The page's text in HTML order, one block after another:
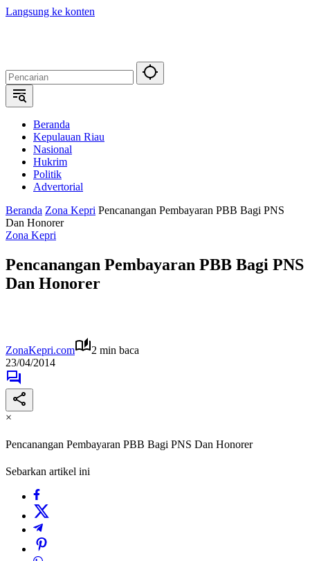
Langsung ke konten
Beranda
Kepulauan Riau
Nasional
Hukrim
Politik
Advertorial
Beranda Zona Kepri Pencanangan Pembayaran PBB Bagi PNS
Dan Honorer
Zona Kepri
Pencanangan Pembayaran PBB Bagi PNS
Dan Honorer
ZonaKepri.com
2 min baca
23/04/2014
×
Pencanangan Pembayaran PBB Bagi PNS Dan Honorer
Sebarkan artikel ini